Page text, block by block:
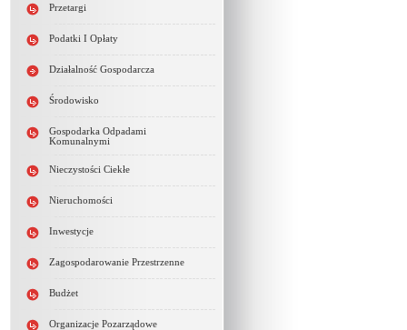
Przetargi
Podatki I Opłaty
Działalność Gospodarcza
Środowisko
Gospodarka Odpadami
Komunalnymi
Nieczystości Ciekłe
Nieruchomości
Inwestycje
Zagospodarowanie Przestrzenne
Budżet
Organizacje Pozarządowe